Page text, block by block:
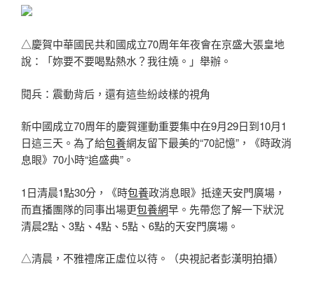
△慶賀中華國民共和國成立70周年年夜會在京盛大張皇地
說：「妳要不要喝點熱水？我往燒。」舉辦。
閱兵：震動背后，還有這些紛歧樣的視角
新中國成立70周年的慶賀運動重要集中在9月29日到10月1
日這三天。為了給包養網友留下最美的“70記憶”，《時政消
息眼》70小時“追盛典”。
1日清晨1點30分，《時包養政消息眼》抵達天安門廣場，
而直播團隊的同事出場更包養網早。先帶您了解一下狀況
清晨2點、3點、4點、5點、6點的天安門廣場。
△清晨，不雅禮席正虛位以待。（央視記者彭漢明拍攝）